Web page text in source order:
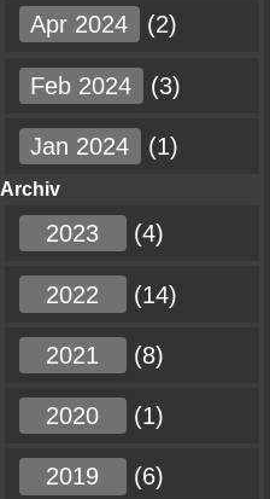
Apr 2024 (2)
Feb 2024 (3)
Jan 2024 (1)
Archiv
2023 (4)
2022 (14)
2021 (8)
2020 (1)
2019 (6)